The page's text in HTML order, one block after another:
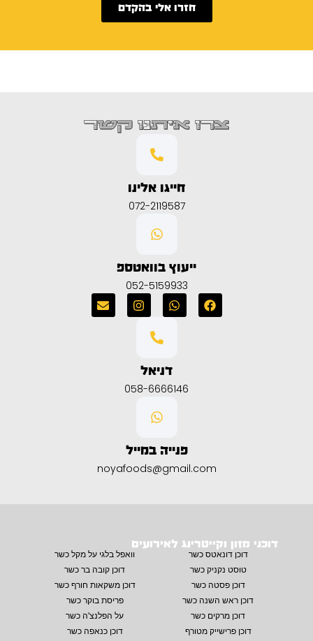
חזרו אלי בהקדם
צרו איתנו קשר
חייגו אלינו
072-2119587
ייעוץ בוואטספ
052-5159933
דניאל
058-6666146
פנייה במייל
noyafoods@gmail.com
דוכני מזון וקייטרינג לאירועים
דוכן דונאטס כשר
וואפל בלגי על מקל כשר
טוסט נקניק כשר
דוכן קובה בר כשר
דוכן פסטה כשר
דוכן משקאות חורף כשר
דוכן ראש השנה כשר
פריסת בוקר כשר
דוכן מרקים כשר
על הפלנצ'ה כשר
דוכן פרישייק מטורף
דוכן כנאפה כשר